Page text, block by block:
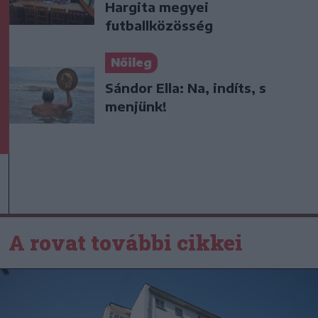
Hargita megyei
futballközösség
Nőileg
Sándor Ella: Na, indíts, s
menjünk!
A rovat további cikkei